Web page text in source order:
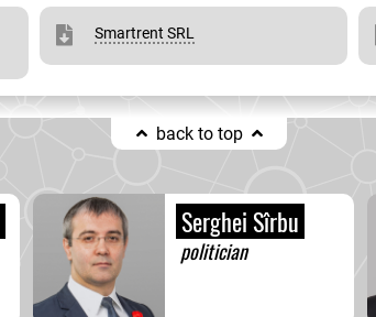
Smartrent SRL
back to top
Serghei Sîrbu
politician